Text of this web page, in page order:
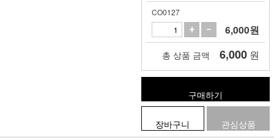
CO0127
6,000원
총 상품 금액 6,000 원
구매하기
장바구니 관심상품